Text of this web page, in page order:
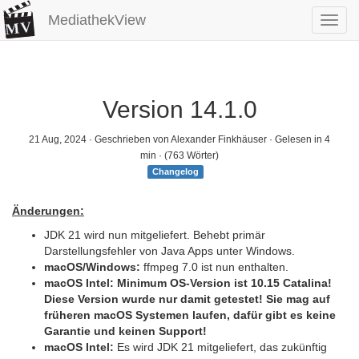
MediathekView
Version 14.1.0
21 Aug, 2024 · Geschrieben von Alexander Finkhäuser · Gelesen in 4
min · (763 Wörter)
Changelog
Änderungen:
JDK 21 wird nun mitgeliefert. Behebt primär
Darstellungsfehler von Java Apps unter Windows.
macOS/Windows: ffmpeg 7.0 ist nun enthalten.
macOS Intel: Minimum OS-Version ist 10.15 Catalina!
Diese Version wurde nur damit getestet! Sie mag auf
früheren macOS Systemen laufen, dafür gibt es keine
Garantie und keinen Support!
macOS Intel: Es wird JDK 21 mitgeliefert, das zukünftig